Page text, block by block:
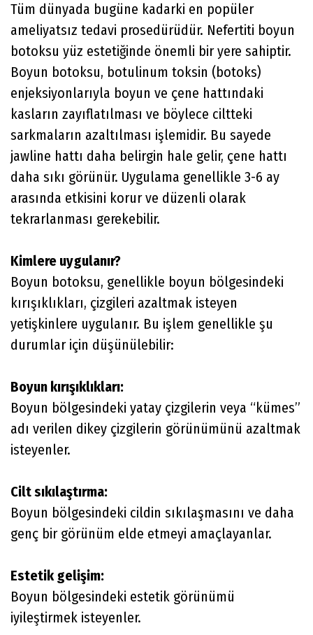
Tüm dünyada bugüne kadarki en popüler
ameliyatsız tedavi prosedürüdür. Nefertiti boyun
botoksu yüz estetiğinde önemli bir yere sahiptir.
Boyun botoksu, botulinum toksin (botoks)
enjeksiyonlarıyla boyun ve çene hattındaki
kasların zayıflatılması ve böylece ciltteki
sarkmaların azaltılması işlemidir. Bu sayede
jawline hattı daha belirgin hale gelir, çene hattı
daha sıkı görünür. Uygulama genellikle 3-6 ay
arasında etkisini korur ve düzenli olarak
tekrarlanması gerekebilir.
Kimlere uygulanır?
Boyun botoksu, genellikle boyun bölgesindeki
kırışıklıkları, çizgileri azaltmak isteyen
yetişkinlere uygulanır. Bu işlem genellikle şu
durumlar için düşünülebilir:
Boyun kırışıklıkları:
Boyun bölgesindeki yatay çizgilerin veya “kümes”
adı verilen dikey çizgilerin görünümünü azaltmak
isteyenler.
Cilt sıkılaştırma:
Boyun bölgesindeki cildin sıkılaşmasını ve daha
genç bir görünüm elde etmeyi amaçlayanlar.
Estetik gelişim:
Boyun bölgesindeki estetik görünümü
iyileştirmek isteyenler.